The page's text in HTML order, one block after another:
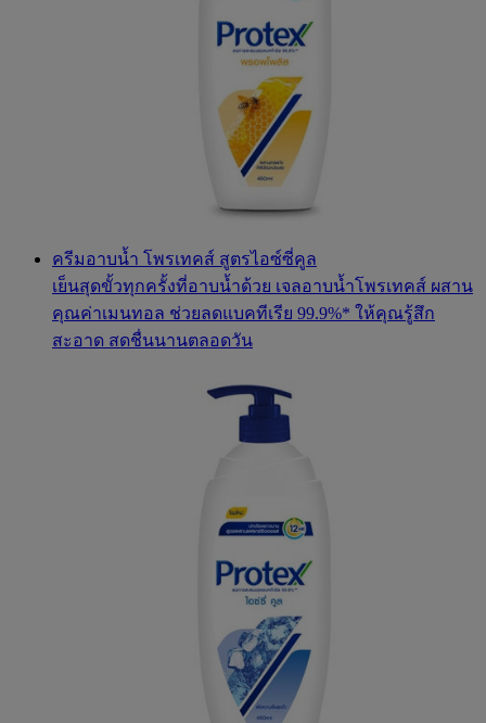
ครีมอาบน้ำ โพรเทคส์ สูตรไอซ์ซี่คูล
เย็นสุดขั้วทุกครั้งที่อาบน้ำด้วย เจลอาบน้ำโพรเทคส์ ผสาน
คุณค่าเมนทอล ช่วยลดแบคทีเรีย 99.9%* ให้คุณรู้สึก
สะอาด สดชื่นนานตลอดวัน